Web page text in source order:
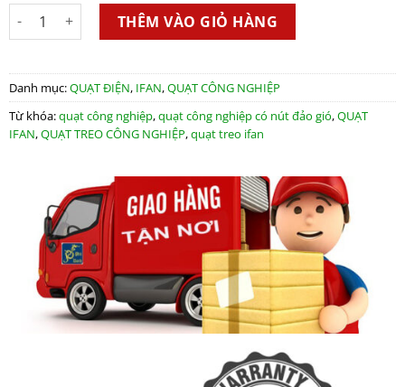
Quạt treo công nghiệp 4 cánh NB-65 PLUS – Model 2019 số
THÊM VÀO GIỎ HÀNG
Danh mục:QUẠT ĐIỆN, IFAN,QUẠT CÔNG NGHIỆP
Từ khóa:quạt công nghiệp,quạt công nghiệp có nút đảo gió,QUẠT
IFAN,QUẠT TREO CÔNG NGHIỆP,quạt treo ifan